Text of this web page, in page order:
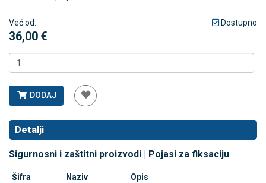
Već od:
36,00 €
Dostupno
DODAJ
Detalji
Sigurnosni i zaštitni proizvodi | Pojasi za fiksaciju
Šifra Naziv Opis